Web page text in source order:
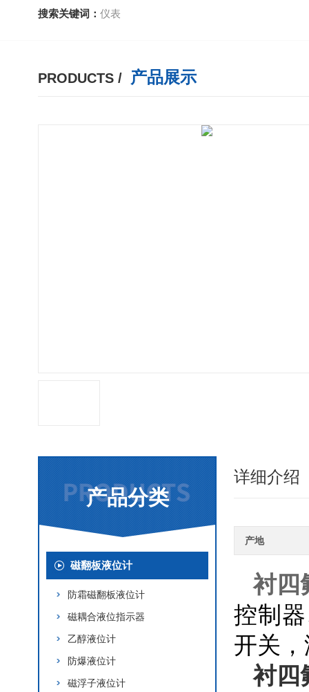
搜索关键词： 仪表
PRODUCTS / 产品展示
产品分类
磁翻板液位计
防霜磁翻板液位计
磁耦合液位指示器
乙醇液位计
防爆液位计
磁浮子液位计
详细介绍
产地
衬四
控制
开关
衬四